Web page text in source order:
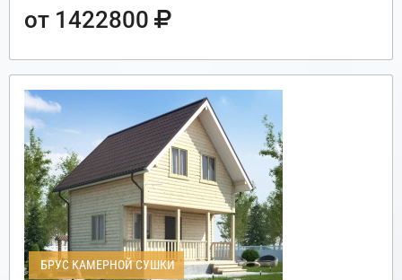
от 1422800
БРУС КАМЕРНОЙ СУШКИ